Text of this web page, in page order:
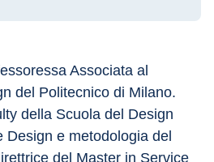
Associata al
del Politecnico di Milano.
della Scuola del Design
e metodologia del
del Master in Service